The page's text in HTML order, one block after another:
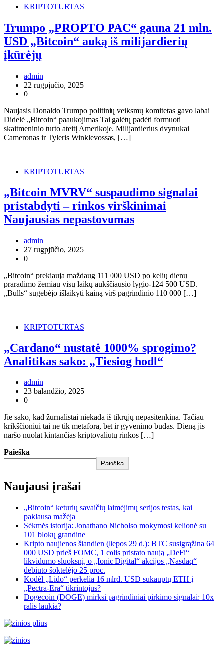
KRIPTOTURTAS
Trumpo „PROPTO PAC“ gauna 21 mln.
USD „Bitcoin“ auką iš milijardierių
įkūrėjų
admin
22 rugpjūčio, 2025
0
Naujasis Donaldo Trumpo politinių veiksmų komitetas gavo labai
Didelė „Bitcoin“ paaukojimas Tai galėtų padėti formuoti
skaitmeninio turto ateitį Amerikoje. Milijardierius dvynukai
Cameronas ir Tyleris Winklevossas, […]
KRIPTOTURTAS
„Bitcoin MVRV“ suspaudimo signalai
pristabdyti – rinkos virškinimai
Naujausias nepastovumas
admin
27 rugpjūčio, 2025
0
„Bitcoin“ prekiauja maždaug 111 000 USD po kelių dienų
praradimo žemiau visų laikų aukščiausio lygio-124 500 USD.
„Bulls“ sugebėjo išlaikyti kainą virš pagrindinio 110 000 […]
KRIPTOTURTAS
„Cardano“ nustatė 1000% sprogimo?
Analitikas sako: „Tiesiog hodl“
admin
23 balandžio, 2025
0
Jie sako, kad žurnalistai niekada iš tikrųjų nepasitenkina. Tačiau
krikščioniui tai ne tik metafora, bet ir gyvenimo būdas. Dieną jis
naršo nuolat kintančias kriptovaliutų rinkos […]
Paieška
Paieška
Naujausi įrašai
„Bitcoin“ keturių savaičių laimėjimų serijos testas, kai
paklausa mažėja
Sėkmės istorija: Jonathano Nicholso mokymosi kelionė su
101 blokų grandine
Kripto naujienos šiandien (liepos 29 d.): BTC susigrąžina 64
000 USD prieš FOMC, 1 colis pristato naują „DeFi“
likvidumo sluoksnį, o „Ionic Digital“ akcijos „Nasdaq“
debiuto šoktelėjo 25 proc.
Kodėl „Lido“ perkelia 16 mlrd. USD sukauptų ETH į
„Pectra-Era“ tikrintojus?
Dogecoin (DOGE) mirksi pagrindiniai pirkimo signalai: 10x
ralis laukia?